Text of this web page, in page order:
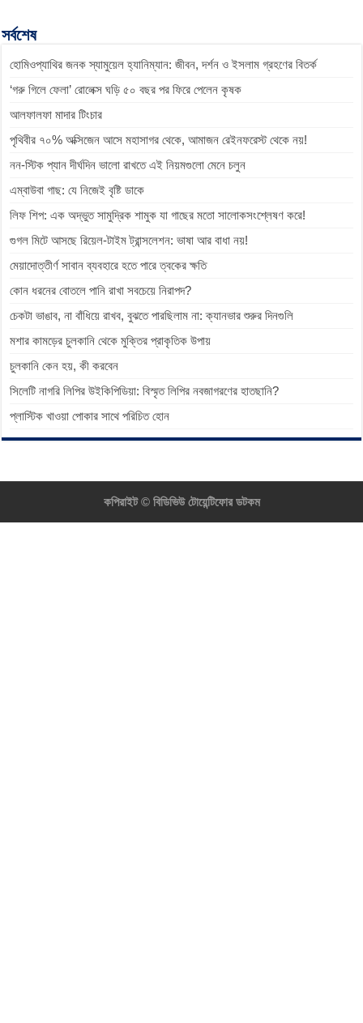
o
k
g
e
p
p
a
m
n
k
সর্বশেষ
হোমিওপ্যাথির জনক স্যামুয়েল হ্যানিম্যান: জীবন, দর্শন ও ইসলাম গ্রহণের বিতর্ক
‘গরু গিলে ফেলা’ রোলেক্স ঘড়ি ৫০ বছর পর ফিরে পেলেন কৃষক
আলফালফা মাদার টিংচার
পৃথিবীর ৭০% অক্সিজেন আসে মহাসাগর থেকে, আমাজন রেইনফরেস্ট থেকে নয়!
নন-স্টিক প্যান দীর্ঘদিন ভালো রাখতে এই নিয়মগুলো মেনে চলুন
এম্বাউবা গাছ: যে নিজেই বৃষ্টি ডাকে
লিফ শিপ: এক অদ্ভুত সামুদ্রিক শামুক যা গাছের মতো সালোকসংশ্লেষণ করে!
গুগল মিটে আসছে রিয়েল-টাইম ট্রান্সলেশন: ভাষা আর বাধা নয়!
মেয়াদোত্তীর্ণ সাবান ব্যবহারে হতে পারে ত্বকের ক্ষতি
কোন ধরনের বোতলে পানি রাখা সবচেয়ে নিরাপদ?
চেকটা ভাঙাব, না বাঁধিয়ে রাখব, বুঝতে পারছিলাম না: ক্যানভার শুরুর দিনগুলি
মশার কামড়ের চুলকানি থেকে মুক্তির প্রাকৃতিক উপায়
চুলকানি কেন হয়, কী করবেন
সিলেটি নাগরি লিপির উইকিপিডিয়া: বিস্মৃত লিপির নবজাগরণের হাতছানি?
প্লাস্টিক খাওয়া পোকার সাথে পরিচিত হোন
কপিরাইট ©বিডিভিউ টোয়েন্টিফোর ডটকম